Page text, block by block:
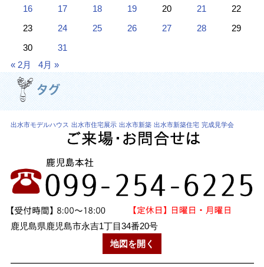
16
17 18 19 20 21
22
23
24 25 26 27 28
29
30
31
« 2月
4月 »
出水市モデルハウス 出水市住宅展示 出水市新築 出水市新築住宅 完成見学会
鹿児島県鹿児島市永吉1丁目34番20号
地図を開く